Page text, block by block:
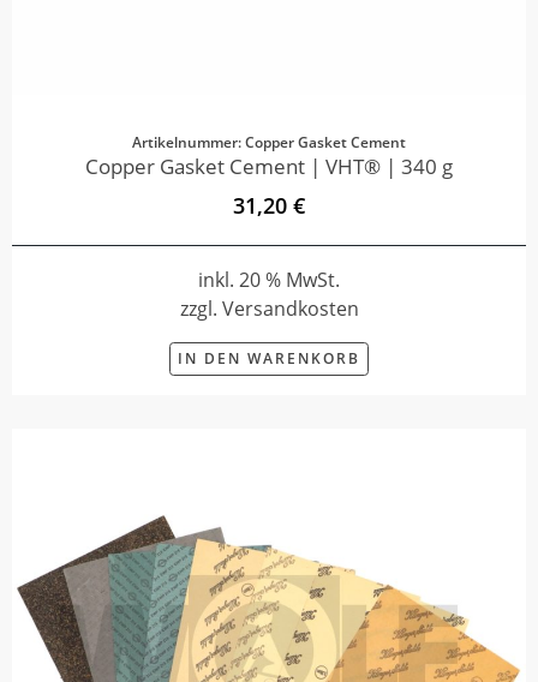
Artikelnummer: Copper Gasket Cement
Copper Gasket Cement | VHT® | 340 g
31,20 €
inkl. 20 % MwSt.
zzgl. Versandkosten
IN DEN WARENKORB